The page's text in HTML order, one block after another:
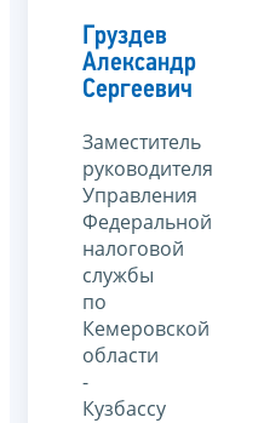
Груздев
Александр
Сергеевич
Заместитель
руководителя
Управления
Федеральной
налоговой
службы
по
Кемеровской
области
-
Кузбассу